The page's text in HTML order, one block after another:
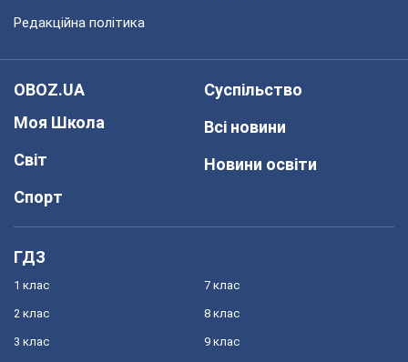
Редакційна політика
OBOZ.UA
Моя Школа
Світ
Спорт
Суспільство
Всі новини
Новини освіти
ГДЗ
1 клас
2 клас
3 клас
7 клас
8 клас
9 клас